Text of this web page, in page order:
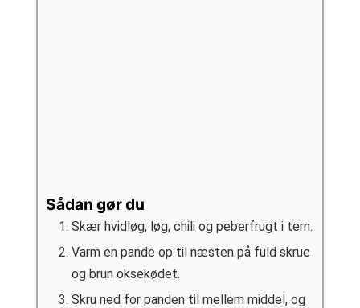
Sådan gør du
Skær hvidløg, løg, chili og peberfrugt i tern.
Varm en pande op til næsten på fuld skrue
og brun oksekødet.
Skru ned for panden til mellem middel, og